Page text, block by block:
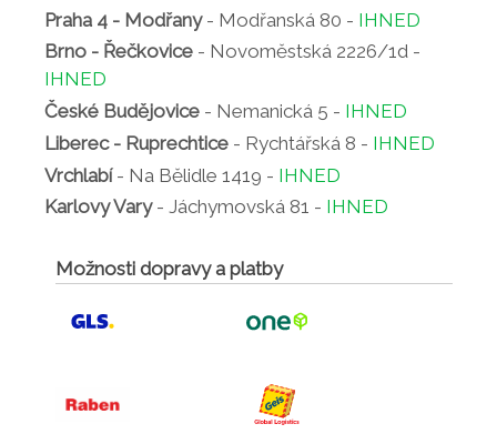
Praha 4 - Modřany- Modřanská 80 - IHNED
Brno - Řečkovice - Novoměstská 2226/1d -
IHNED
České Budějovice - Nemanická 5 - IHNED
Liberec - Ruprechtice - Rychtářská 8 - IHNED
Vrchlabí- Na Bělidle 1419 - IHNED
Karlovy Vary- Jáchymovská 81 - IHNED
Možnosti dopravy a platby